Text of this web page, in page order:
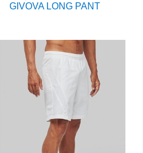
GIVOVA LONG PANT